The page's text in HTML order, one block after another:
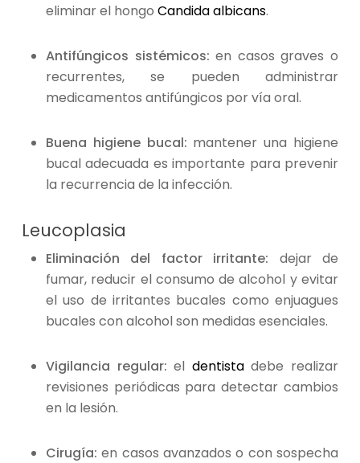
eliminar el hongo Candida albicans.
Antifúngicos sistémicos:en casos graves o
recurrentes, se pueden administrar
medicamentos antifúngicos por vía oral.
Buena higiene bucal: mantener una higiene
bucal adecuada es importante para prevenir
la recurrencia de la infección.
Leucoplasia
Eliminación del factor irritante: dejar de
fumar, reducir el consumo de alcohol y evitar
el uso de irritantes bucales como enjuagues
bucales con alcohol son medidas esenciales.
Vigilancia regular:el dentistadebe realizar
revisiones periódicas para detectar cambios
en la lesión.
Cirugía:en casos avanzados o con sospecha